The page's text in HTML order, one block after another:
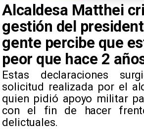
Alcaldesa Matthei
gestión del
gente percibe que
peor que hace 2
Estas declaraciones
solicitud realizada por el
quien pidió apoyo militar
con el fin de hacer
delictuales.